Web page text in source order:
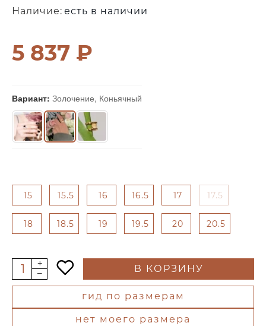
5 837 ₽
Вариант: Золочение, Коньячный
Наличие: есть в наличии
15 15.5 16 16.5 17 17.5
18 18.5 19 19.5 20 20.5
В КОРЗИНУ
гид по размерам
нет моего размера